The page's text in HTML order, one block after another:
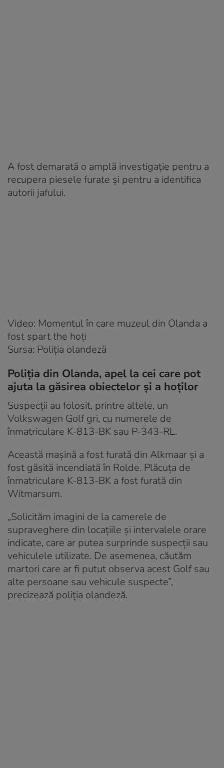
A fost demarată o amplă investigație pentru a
recupera piesele furate și pentru a identifica
autorii jafului.
Video: Momentul în care muzeul din Olanda a
fost spart the hoți
Sursa: Poliția olandeză
Poliția din Olanda, apel la cei care pot
ajuta la găsirea obiectelor și a hoților
Suspecții au folosit, printre altele, un
Volkswagen Golf gri, cu numerele de
înmatriculare K-813-BK sau P-343-RL.
Această mașină a fost furată din Alkmaar și a
fost găsită incendiată în Rolde. Plăcuța de
înmatriculare K-813-BK a fost furată din
Witmarsum.
„Solicităm imagini de la camerele de
supraveghere din locațiile și intervalele orare
indicate, care ar putea surprinde suspecții sau
vehiculele utilizate. De asemenea, căutăm
martori care ar fi putut observa acest Golf sau
alte persoane sau vehicule suspecte”,
precizează poliția olandeză.